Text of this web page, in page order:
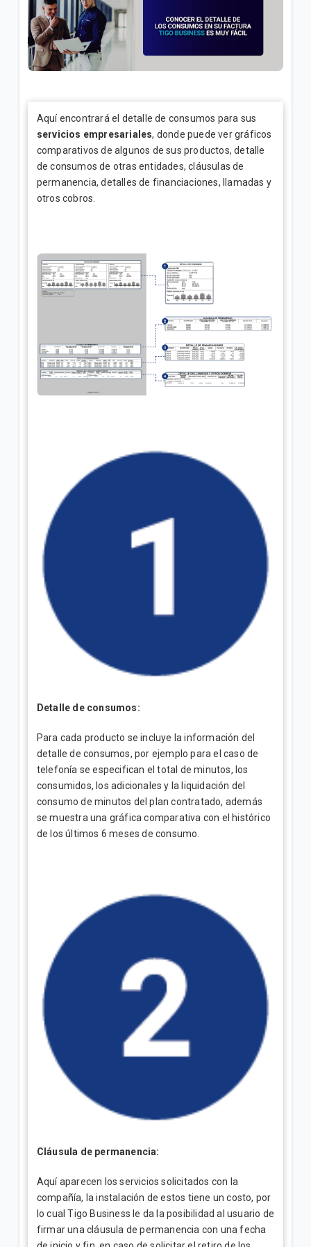
¿Cuál es el número de cuenta de la factura Tigo? |
Empresas
¿Cómo hacer reposición de SIM en Tigo Business
¿Cómo configurar la red WiFi en Tigo Business
Online? | Empresas
VER MÁS
Aquí encontrará el detalle de consumos para sus
servicios empresariales, donde puede ver gráficos
comparativos de algunos de sus productos, detalle
de consumos de otras entidades, cláusulas de
permanencia, detalles de financiaciones, llamadas y
otros cobros.
Detalle de consumos:
Para cada producto se incluye la información del
detalle de consumos, por ejemplo para el caso de
telefonía se especifican el total de minutos, los
consumidos, los adicionales y la liquidación del
consumo de minutos del plan contratado, además
se muestra una gráfica comparativa con el histórico
de los últimos 6 meses de consumo.
Cláusula de permanencia:
Aquí aparecen los servicios solicitados con la
compañía, la instalación de estos tiene un costo, por
lo cual Tigo Business le da la posibilidad al usuario de
firmar una cláusula de permanencia con una fecha